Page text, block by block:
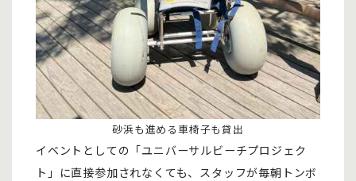
砂浜も進める車椅子も貸出
イベントとしての「ユニバーサルビーチプロジェク
ト」に直接参加されなくても、スタッフが毎朝トンボ